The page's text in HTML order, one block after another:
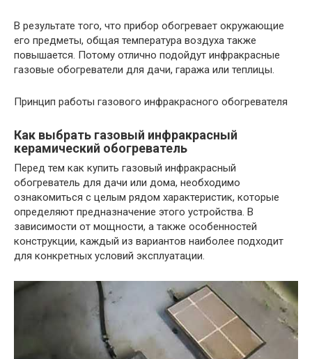
В результате того, что прибор обогревает окружающие
его предметы, общая температура воздуха также
повышается. Потому отлично подойдут инфракрасные
газовые обогреватели для дачи, гаража или теплицы.
Принцип работы газового инфракрасного обогревателя
Как выбрать газовый инфракрасный
керамический обогреватель
Перед тем как купить газовый инфракрасный
обогреватель для дачи или дома, необходимо
ознакомиться с целым рядом характеристик, которые
определяют предназначение этого устройства. В
зависимости от мощности, а также особенностей
конструкции, каждый из вариантов наиболее подходит
для конкретных условий эксплуатации.